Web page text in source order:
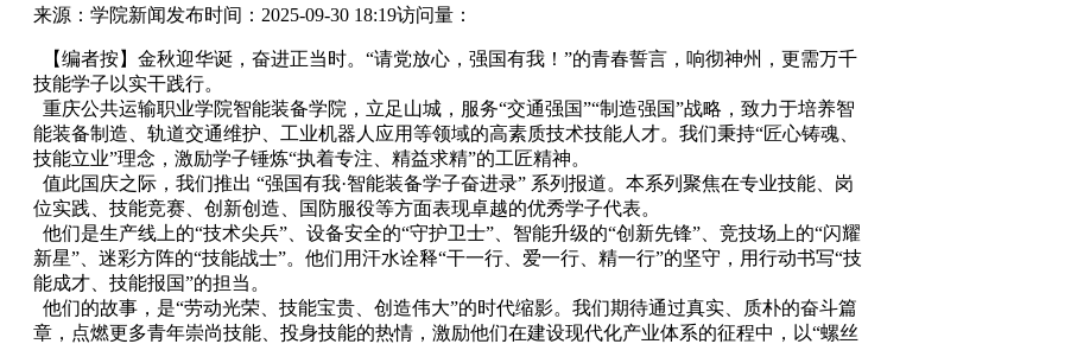
来源：学院新闻发布时间：2025-09-30 18:19访问量：
【编者按】金秋迎华诞，奋进正当时。“请党放心，强国有我！”的青春誓言，响彻神州，更需万千
技能学子以实干践行。
重庆公共运输职业学院智能装备学院，立足山城，服务“交通强国”“制造强国”战略，致力于培养智
能装备制造、轨道交通维护、工业机器人应用等领域的高素质技术技能人才。我们秉持“匠心铸魂、
技能立业”理念，激励学子锤炼“执着专注、精益求精”的工匠精神。
值此国庆之际，我们推出 “强国有我·智能装备学子奋进录” 系列报道。本系列聚焦在专业技能、岗
位实践、技能竞赛、创新创造、国防服役等方面表现卓越的优秀学子代表。
他们是生产线上的“技术尖兵”、设备安全的“守护卫士”、智能升级的“创新先锋”、竞技场上的“闪耀
新星”、迷彩方阵的“技能战士”。他们用汗水诠释“干一行、爱一行、精一行”的坚守，用行动书写“技
能成才、技能报国”的担当。
他们的故事，是“劳动光荣、技能宝贵、创造伟大”的时代缩影。我们期待通过真实、质朴的奋斗篇
章，点燃更多青年崇尚技能、投身技能的热情，激励他们在建设现代化产业体系的征程中，以“螺丝